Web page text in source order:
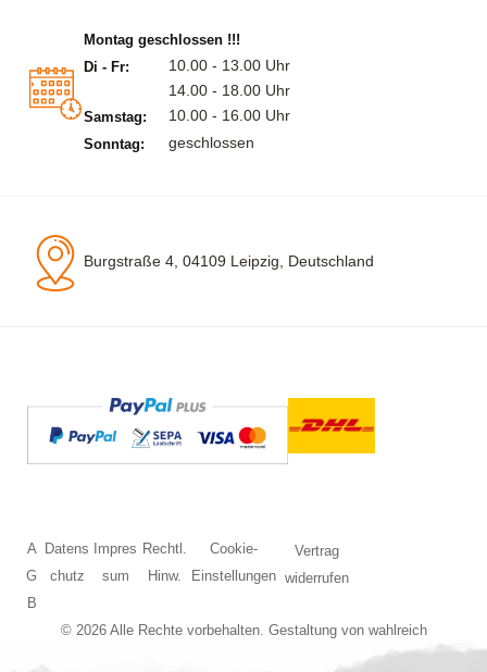
Montag geschlossen !!!
Di - Fr:
10.00 - 13.00 Uhr
14.00 - 18.00 Uhr
Samstag: 10.00 - 16.00 Uhr
Sonntag: geschlossen
Burgstraße 4, 04109 Leipzig, Deutschland
© 2026 Alle Rechte vorbehalten. Gestaltung von wahlreich
A
G
B
Datens
chutz
Impres
sum
Rechtl.
Hinw.
Cookie-
Einstellungen
Vertrag
widerrufen